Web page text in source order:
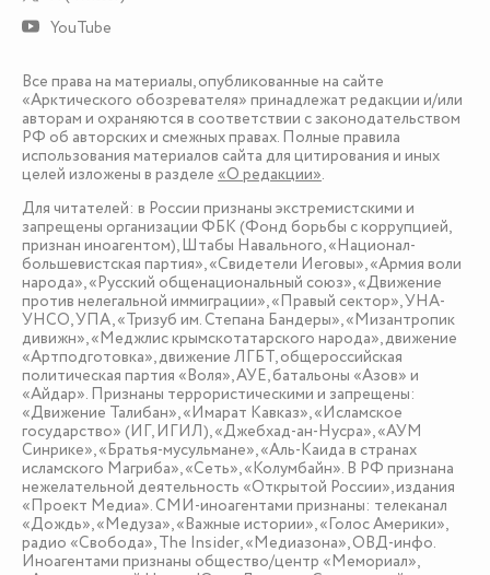
YouTube
Все права на материалы, опубликованные на сайте
«Арктического обозревателя» принадлежат редакции и/или
авторам и охраняются в соответствии с законодательством
РФ об авторских и смежных правах. Полные правила
использования материалов сайта для цитирования и иных
целей изложены в разделе «О редакции».
Для читателей: в России признаны экстремистскими и
запрещены организации ФБК (Фонд борьбы с коррупцией,
признан иноагентом), Штабы Навального, «Национал-
большевистская партия», «Свидетели Иеговы», «Армия воли
народа», «Русский общенациональный союз», «Движение
против нелегальной иммиграции», «Правый сектор», УНА-
УНСО, УПА, «Тризуб им. Степана Бандеры», «Мизантропик
дивижн», «Меджлис крымскотатарского народа», движение
«Артподготовка», движение ЛГБТ, общероссийская
политическая партия «Воля», АУЕ, батальоны «Азов» и
«Айдар». Признаны террористическими и запрещены:
«Движение Талибан», «Имарат Кавказ», «Исламское
государство» (ИГ, ИГИЛ), «Джебхад-ан-Нусра», «АУМ
Синрике», «Братья-мусульмане», «Аль-Каида в странах
исламского Магриба», «Сеть», «Колумбайн». В РФ признана
нежелательной деятельность «Открытой России», издания
«Проект Медиа». СМИ-иноагентами признаны: телеканал
«Дождь», «Медуза», «Важные истории», «Голос Америки»,
радио «Свобода», The Insider, «Медиазона», ОВД-инфо.
Иноагентами признаны общество/центр «Мемориал»,